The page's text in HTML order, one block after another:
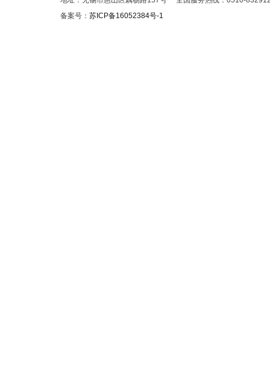
备案号： 苏ICP备16052384号-1